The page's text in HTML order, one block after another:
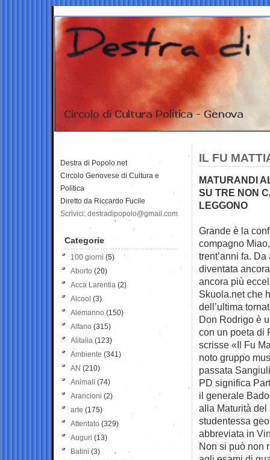
IL FU
MATURANDI
SU TRE NON
LEGGONO
Grande è la
compagno
trent’anni fa.
diventata
ancora più
Skuola.net che
dell’ultima
Don Rodrigo è
con un poeta di
scrisse «Il Fu
noto gruppo
passata
PD significa
il generale
alla Maturità del
studentessa
abbreviata in
Non si può non
Destra di Popolo.net
Circolo Genovese di Cultura e
Politica
Diretto da Riccardo Fucile
Scrivici: destradipopolo@gmail.com
Categorie
100 giorni (5)
Aborto (20)
Acca Larentia (2)
Alcool (3)
Alemanno (150)
Alfano (315)
Alitalia (123)
Ambiente (341)
AN (210)
Animali (74)
Arancioni (2)
arte (175)
Attentato (329)
Auguri (13)
Batini (3)